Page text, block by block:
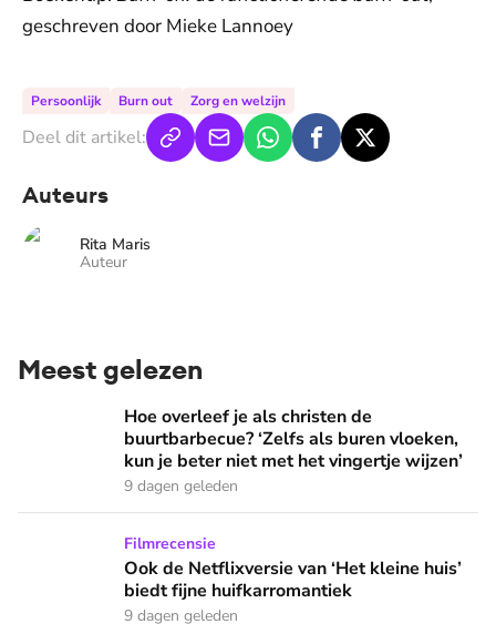
geschreven door Mieke Lannoey
Persoonlijk Burn out Zorg en welzijn
Deel dit artikel:
Auteurs
Rita Maris
Auteur
Meest gelezen
Hoe overleef je als christen de buurtbarbecue? ‘Zelfs als
Hoe overleef je als christen de
buurtbarbecue? ‘Zelfs als buren vloeken,
kun je beter niet met het vingertje wijzen’
9 dagen geleden
Ook de Netflixversie van ‘Het kleine huis’ biedt fijne
Filmrecensie
Ook de Netflixversie van ‘Het kleine huis’
biedt fijne huifkarromantiek
9 dagen geleden